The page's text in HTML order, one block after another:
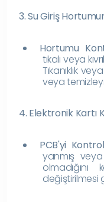
3. Su Giriş
Hortumu
tıkalı veya
Tıkanıklık
veya
4. Elektronik Kartı
PCB'yi
yanmış
değiştirilmesi